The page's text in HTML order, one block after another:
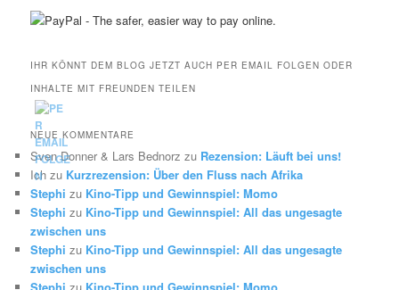
IHR KÖNNT DEM BLOG JETZT AUCH PER EMAIL FOLGEN ODER
INHALTE MIT FREUNDEN TEILEN
NEUE KOMMENTARE
Sven Donner & Lars Bednorz zu Rezension: Läuft bei uns!
Ich zu Kurzrezension: Über den Fluss nach Afrika
Stephi zu Kino-Tipp und Gewinnspiel: Momo
Stephi zu Kino-Tipp und Gewinnspiel: All das ungesagte
zwischen uns
Stephi zu Kino-Tipp und Gewinnspiel: All das ungesagte
zwischen uns